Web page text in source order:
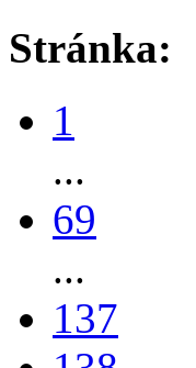
Stránka:
1
...
69
...
137